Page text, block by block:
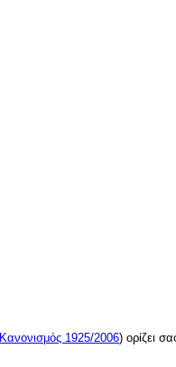
Κανονισμός 1925/2006) ορίζει